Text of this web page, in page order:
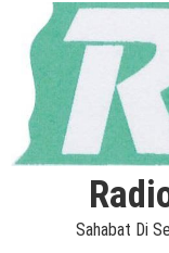
Sahabat Di